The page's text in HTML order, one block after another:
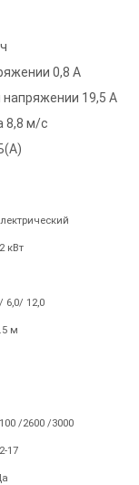
0,8 А
19,5 А
8,8 м/с
кВт
6,0/ 12,0
м
/2600 /3000
17